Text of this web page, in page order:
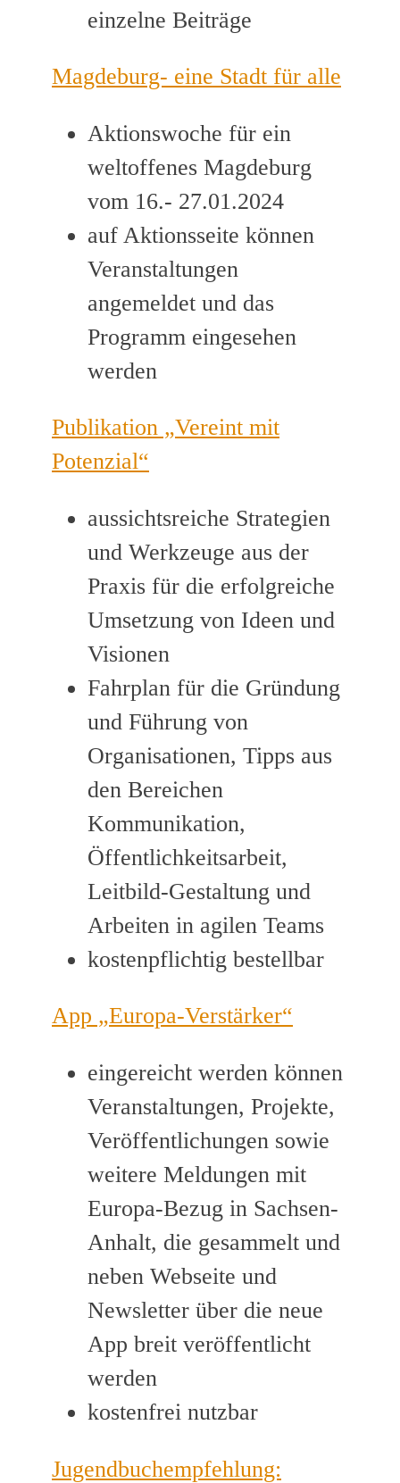
einzelne Beiträge
Magdeburg- eine Stadt für alle
Aktionswoche für ein
weltoffenes Magdeburg
vom 16.- 27.01.2024
auf Aktionsseite können
Veranstaltungen
angemeldet und das
Programm eingesehen
werden
Publikation „Vereint mit
Potenzial“
aussichtsreiche Strategien
und Werkzeuge aus der
Praxis für die erfolgreiche
Umsetzung von Ideen und
Visionen
Fahrplan für die Gründung
und Führung von
Organisationen, Tipps aus
den Bereichen
Kommunikation,
Öffentlichkeitsarbeit,
Leitbild-Gestaltung und
Arbeiten in agilen Teams
kostenpflichtig bestellbar
App „Europa-Verstärker“
eingereicht werden können
Veranstaltungen, Projekte,
Veröffentlichungen sowie
weitere Meldungen mit
Europa-Bezug in Sachsen-
Anhalt, die gesammelt und
neben Webseite und
Newsletter über die neue
App breit veröffentlicht
werden
kostenfrei nutzbar
Jugendbuchempfehlung: